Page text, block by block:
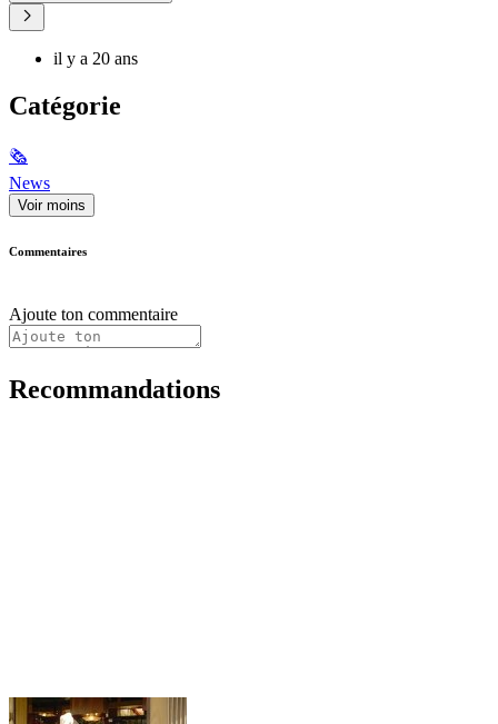
il y a 20 ans
Catégorie
🗞
News
Voir moins
Commentaires
Ajoute ton commentaire
Recommandations